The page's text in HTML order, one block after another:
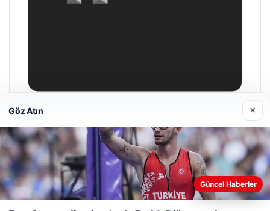
Enes Kaplan Avukatlık Bürosu
28/04/2026
Web sitemizi nasıl kullandığınızı daha iyi anlayabilmek,
deneyiminizi kişiselleştirmek ve geliştirmek amacıyla çerezler
Göz Atın ×
Güncel Haberler